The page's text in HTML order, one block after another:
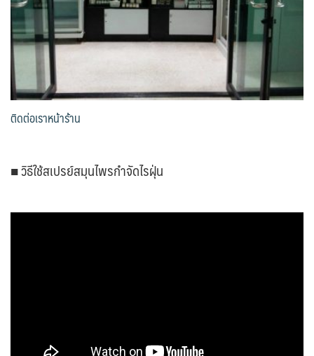
ติดต่อเราหน้าร้าน
■ วิธีใช้สเปรย์สมุนไพรกำจัดไรฝุ่น